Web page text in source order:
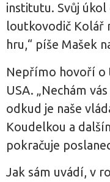
institutu. Svůj
loutkovodič Kolář
hru,“ píše Mašek
Nepřímo hovoří o
USA. „Nechám
odkud je naše
Koudelkou a
pokračuje
Jak sám uvádí, v